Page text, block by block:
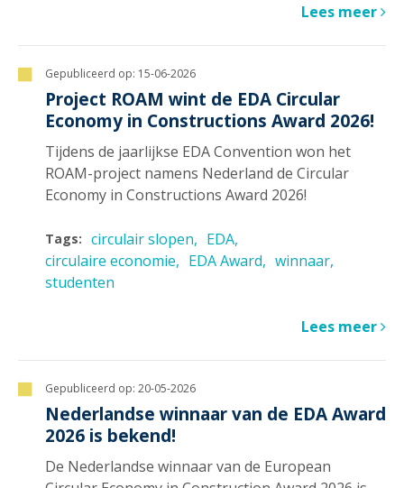
Lees meer
Gepubliceerd op: 15-06-2026
Project ROAM wint de EDA Circular
Economy in Constructions Award 2026!
Tijdens de jaarlijkse EDA Convention won het
ROAM-project namens Nederland de Circular
Economy in Constructions Award 2026!
Tags: circulair slopen
EDA
circulaire economie
EDA Award
winnaar
studenten
Lees meer
Gepubliceerd op: 20-05-2026
Nederlandse winnaar van de EDA Award
2026 is bekend!
De Nederlandse winnaar van de European